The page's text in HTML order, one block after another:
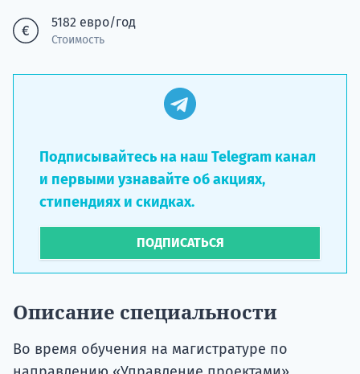
5182 евро/год
Стоимость
Подписывайтесь на наш Telegram канал
и первыми узнавайте об акциях,
стипендиях и скидках.
ПОДПИСАТЬСЯ
Описание специальности
Во время обучения на магистратуре по